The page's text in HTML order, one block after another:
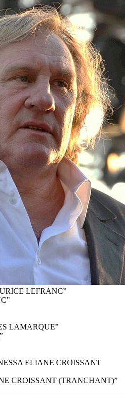
LEFRANC”
LAMARQUE”
ELIANE CROISSANT
CROISSANT (TRANCHANT)”